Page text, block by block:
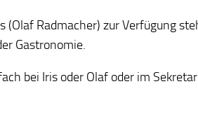
Radmacher) zur Verfügung
Gastronomie.
bei Iris oder Olaf oder im